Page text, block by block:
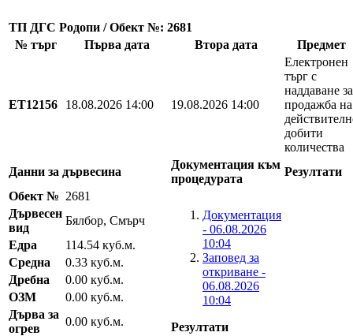
ТП ДГС Родопи / Обект №: 2681
№ търг
Първа дата Втора дата Предмет
EТ12156 18.08.2026 14:00 19.08.2026 14:00
Електронен
търг с
наддаване за
продажба на
добити
количества
Данни за дървесина
Документация към
процедурата
Резултати
Обект № 2681
Документация
- 06.08.2026
10:04
Заповед за
откриване -
06.08.2026
10:04
Резултати
Дървесен
вид
Бялбор, Смърч
Едра
114.54 куб.м.
Средна
0.33 куб.м.
Дребна
0.00 куб.м.
ОЗМ
0.00 куб.м.
Дърва за
огрев
0.00 куб.м.